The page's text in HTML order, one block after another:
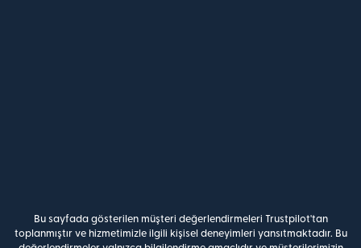
Bu sayfada gösterilen müşteri değerlendirmeleri Trustpilot'tan
toplanmıştır ve hizmetimizle ilgili kişisel deneyimleri yansıtmaktadır. Bu